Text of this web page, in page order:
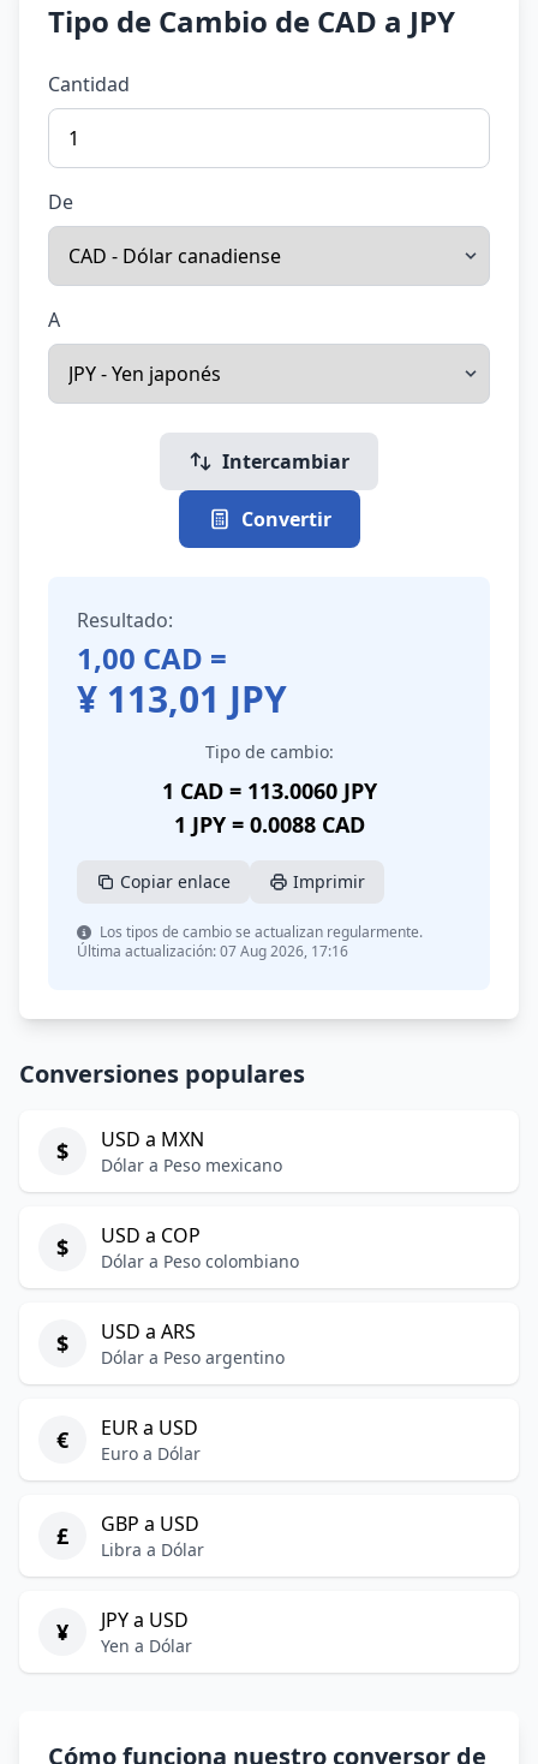
Tipo de Cambio de CAD a JPY
Cantidad
De
A
Intercambiar
Convertir
Resultado:
1,00 CAD =
¥ 113,01 JPY
Tipo de cambio:
1 CAD = 113.0060 JPY
1 JPY = 0.0088 CAD
Copiar enlace Imprimir
Los tipos de cambio se actualizan regularmente.
Última actualización: 07 Aug 2026, 17:16
Conversiones populares
$ USD a MXN
Dólar a Peso mexicano
$ USD a COP
Dólar a Peso colombiano
$ USD a ARS
Dólar a Peso argentino
€ EUR a USD
Euro a Dólar
£ GBP a USD
Libra a Dólar
¥ JPY a USD
Yen a Dólar
Cómo funciona nuestro conversor de